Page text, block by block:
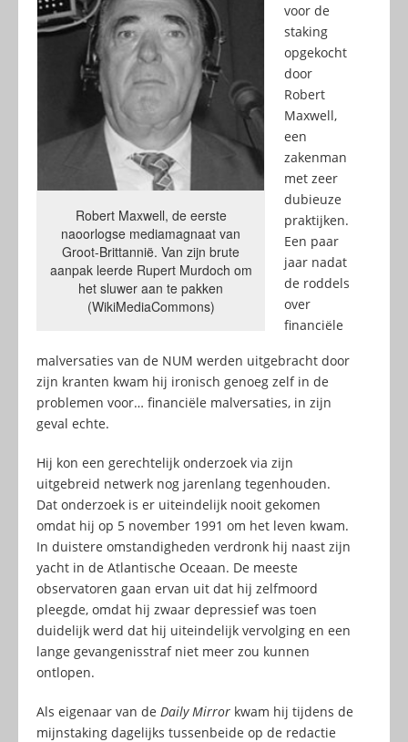
Robert Maxwell, de eerste
naoorlogse mediamagnaat van
Groot-Brittannië. Van zijn brute
aanpak leerde Rupert Murdoch om
het sluwer aan te pakken
(WikiMediaCommons)
voor de
staking
opgekocht
door
Robert
Maxwell,
een
zakenman
met zeer
dubieuze
praktijken.
Een paar
jaar nadat
de roddels
over
financiële
malversaties van de NUM werden uitgebracht door
zijn kranten kwam hij ironisch genoeg zelf in de
problemen voor… financiële malversaties, in zijn
geval echte.
Hij kon een gerechtelijk onderzoek via zijn
uitgebreid netwerk nog jarenlang tegenhouden.
Dat onderzoek is er uiteindelijk nooit gekomen
omdat hij op 5 november 1991 om het leven kwam.
In duistere omstandigheden verdronk hij naast zijn
yacht in de Atlantische Oceaan. De meeste
observatoren gaan ervan uit dat hij zelfmoord
pleegde, omdat hij zwaar depressief was toen
duidelijk werd dat hij uiteindelijk vervolging en een
lange gevangenisstraf niet meer zou kunnen
ontlopen.
Als eigenaar van de Daily Mirror kwam hij tijdens de
mijnstaking dagelijks tussenbeide op de redactie